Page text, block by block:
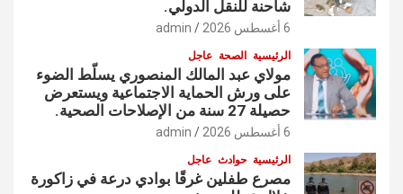
شاحنة للنقل الدولي.
6 أغسطس 2026 admin
الرئيسية الصحة عاجل
مولاي عبد المالك المنصوري يسلّط الضوء
على ورش الحماية الاجتماعية ويستعرض
حصيلة 27 سنة من الإصلاحات الصحية.
6 أغسطس 2026 admin
الرئيسية حوادث عاجل
مصرع طفلين غرقًا بوادي درعة في زاكورة